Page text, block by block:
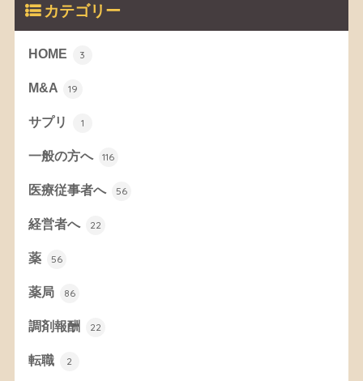
カテゴリー
HOME 3
M&A 19
サプリ 1
一般の方へ 116
医療従事者へ 56
経営者へ 22
薬 56
薬局 86
調剤報酬 22
転職 2